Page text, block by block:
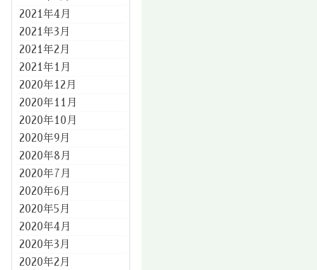
2021年4月
2021年3月
2021年2月
2021年1月
2020年12月
2020年11月
2020年10月
2020年9月
2020年8月
2020年7月
2020年6月
2020年5月
2020年4月
2020年3月
2020年2月